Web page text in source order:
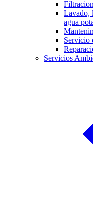
Lavado,
agua
Servicio
Servicios